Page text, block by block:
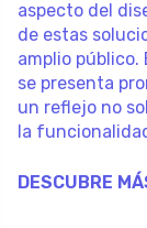
aspecto del
de estas
amplio
se presenta
un reflejo no
la
DESCUBRE